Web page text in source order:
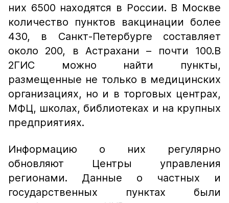
них 6500 находятся в России. В Москве
количество пунктов вакцинации более
430, в Санкт-Петербурге составляет
около 200, в Астрахани – почти 100.В
2ГИС можно найти пункты,
размещенные не только в медицинских
организациях, но и в торговых центрах,
МФЦ, школах, библиотеках и на крупных
предприятиях.
Информацию о них регулярно
обновляют Центры управления
регионами. Данные о частных и
государственных пунктах были